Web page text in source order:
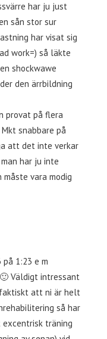
har ju just
sån stor sur
har visat sig
work=) så läkte
shockwawe
den ärrbildning
provat på flera
snabbare på
att det inte verkar
har ju inte
måste vara modig
på 1:23 e m
Väldigt intressant
att ni är helt
så har
excentrisk träning